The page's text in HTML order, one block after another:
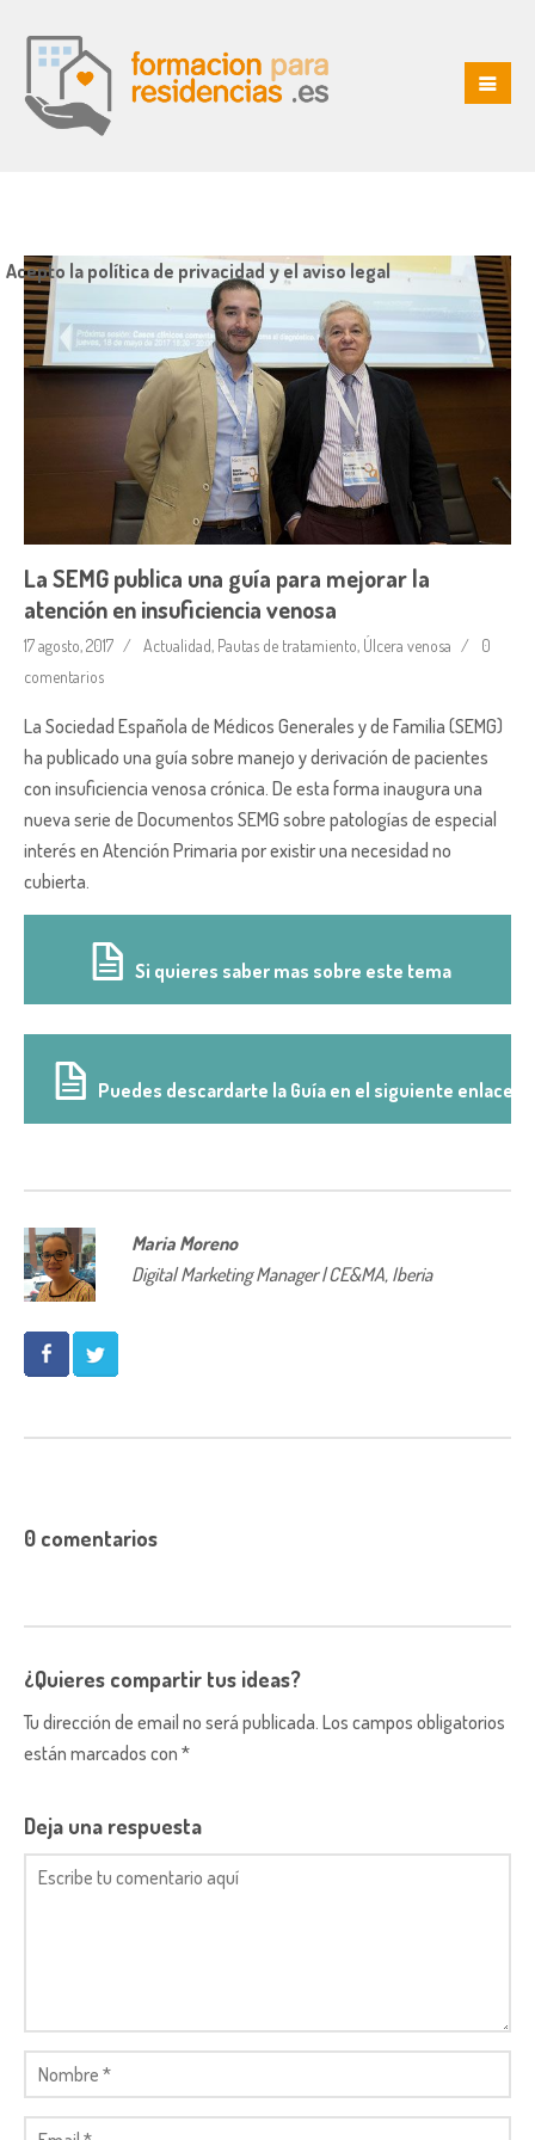
La SEMG publica una guía para mejorar la
atención en insuficiencia venosa
17 agosto, 2017 Actualidad, Pautas de tratamiento, Úlcera venosa
0
comentarios
La Sociedad Española de Médicos Generales y de Familia (SEMG)
ha publicado una guía sobre manejo y derivación de pacientes
con insuficiencia venosa crónica. De esta forma inaugura una
nueva serie de Documentos SEMG sobre patologías de especial
interés en Atención Primaria por existir una necesidad no
cubierta.
Si quieres saber mas sobre este tema
Puedes descardarte la Guía en el siguiente enlace
Maria Moreno
Digital Marketing Manager | CE&MA, Iberia
0 comentarios
¿Quieres compartir tus ideas?
Tu dirección de email no será publicada. Los campos obligatorios
están marcados con *
Deja una respuesta
Acepto la política de privacidad y el aviso legal